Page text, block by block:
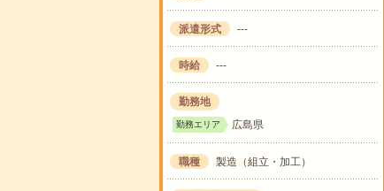
派遣形式 ---
時給 ---
勤務地
勤務エリア 広島県
職種 製造（組立・加工）